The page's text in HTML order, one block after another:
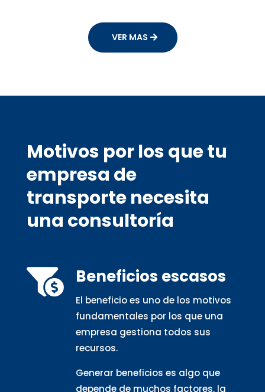
VER MAS
Motivos por los que tu
empresa de
transporte necesita
una consultoría
 Beneficios escasos
El beneficio es uno de los motivos
fundamentales por los que una
empresa gestiona todos sus
recursos.
Generar beneficios es algo que
depende de muchos factores, la